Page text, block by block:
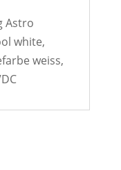
Astro
white,
weiss,